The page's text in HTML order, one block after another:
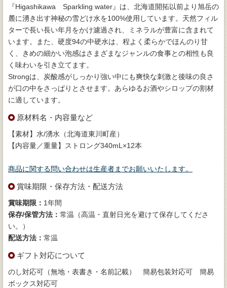
『Higashikawa Sparkling water』は、北海道開拓以前より旭岳の
麓に湧き出す神秘の雪どけ水を100%使用しています。天然フィル
ターで長い長い年月をかけ濾過され、ミネラルが豊富に含まれて
います。また、硬度94の中硬水は、程よく柔らかでほんのり甘
く、きめの細かい泡感はさまざまなジャンルの食事との相性も良
く味わいを引き立てます。
Strongは、炭酸感がしっかり強い中にも爽快な刺激と後味の良さ
が口の中をさっぱりとさせます。あらゆるお酒やシロップの割材
に適しています。
原材料名・内容量など
【素材】水/湧水（北海道東川町産）
【内容量／重量】ストロング340mL×12本
商品に関する問い合わせは生産者までお願いいたします。
賞味期限・保存方法・配送方法
賞味期限： 1年間
保存/保管方法： 常温（高温・直射日光を避けて保存してくださ
い。）
配送方法： 常温
ギフト対応について
のし対応可（無地・表書き・名前記載） 簡易包装対応可 簡易
ボックス対応可